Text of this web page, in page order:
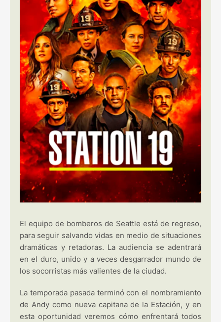
El equipo de bomberos de Seattle está de regreso,
para seguir salvando vidas en medio de situaciones
dramáticas y retadoras. La audiencia se adentrará
en el duro, unido y a veces desgarrador mundo de
los socorristas más valientes de la ciudad.
La temporada pasada terminó con el nombramiento
de Andy como nueva capitana de la Estación, y en
esta oportunidad veremos cómo enfrentará todos